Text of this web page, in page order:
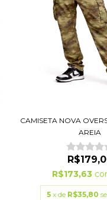
CAMISETA NOVA
AREIA
R$173,63
5 x de R$35,80